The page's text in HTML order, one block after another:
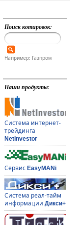
Поиск котировок:
Например: Газпром
Наши продукты:
Система интернет-
трейдинга
NetInvestor
Сервис EasyMANi
Система реал-тайм
информации Дикси+